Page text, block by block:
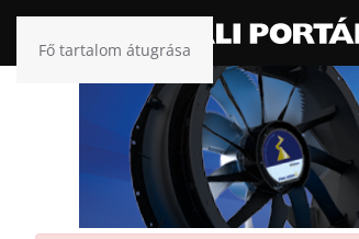
Fő tartalom átugrása